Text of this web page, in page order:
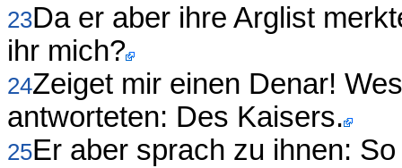
23Da er aber ihre Arglist
ihr mich?
24Zeiget mir einen Denar!
antworteten: Des Kaisers.
25Er aber sprach zu ihnen: